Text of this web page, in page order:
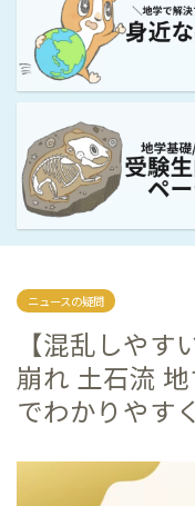
ニュースの疑問
【混乱しや
崩れ 土石流
でわかりやす